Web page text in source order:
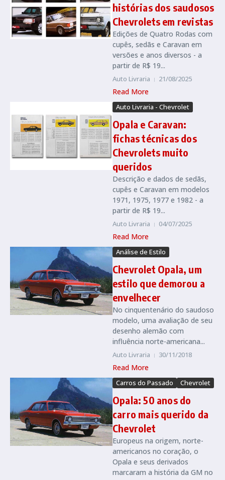
histórias dos saudosos
Chevrolets em revistas
Edições de Quatro Rodas com
cupês, sedãs e Caravan em
versões e anos diversos - a
partir de R$ 19...
Auto Livraria 21/08/2025
Read More
Auto Livraria - Chevrolet
Opala e Caravan:
fichas técnicas dos
Chevrolets muito
queridos
Descrição e dados de sedãs,
cupês e Caravan em modelos
1971, 1975, 1977 e 1982 - a
partir de R$ 19...
Auto Livraria 04/07/2025
Read More
Análise de Estilo
Chevrolet Opala, um
estilo que demorou a
envelhecer
No cinquentenário do saudoso
modelo, uma avaliação de seu
desenho alemão com
influência norte-americana...
Auto Livraria 30/11/2018
Read More
Carros do Passado Chevrolet
Opala: 50 anos do
carro mais querido da
Chevrolet
Europeus na origem, norte-
americanos no coração, o
Opala e seus derivados
marcaram a história da GM no